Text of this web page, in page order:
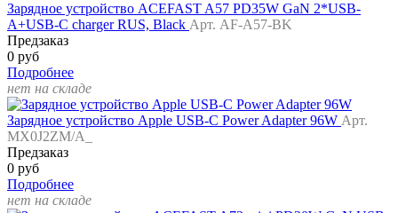
Зарядное устройство ACEFAST A57 PD35W GaN 2*USB-
A+USB-C charger RUS, Black Арт. AF-A57-BK
Предзаказ
0 руб
Подробнее
нет на складе
Зарядное устройство Apple USB-C Power Adapter 96W Арт.
MX0J2ZM/A_
Предзаказ
0 руб
Подробнее
нет на складе